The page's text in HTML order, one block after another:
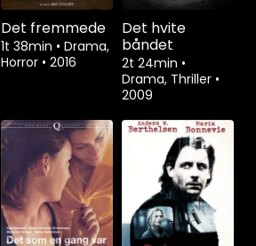
Det fremmede
1t 38min • Drama,
Horror • 2016
Det hvite
båndet
2t 24min •
Drama, Thriller •
2009